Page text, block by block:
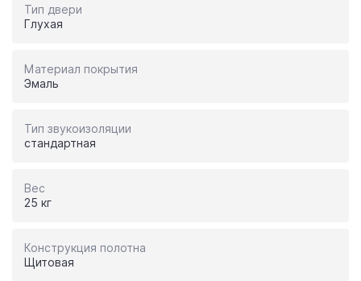
Тип двери
Глухая
Материал покрытия
Эмаль
Тип звукоизоляции
стандартная
Вес
25 кг
Конструкция полотна
Щитовая